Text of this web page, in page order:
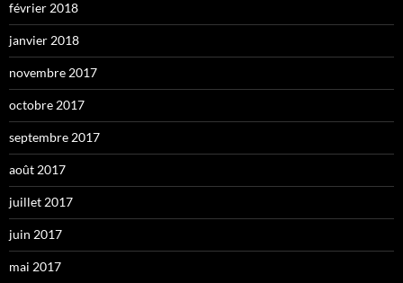
février 2018
janvier 2018
novembre 2017
octobre 2017
septembre 2017
août 2017
juillet 2017
juin 2017
mai 2017